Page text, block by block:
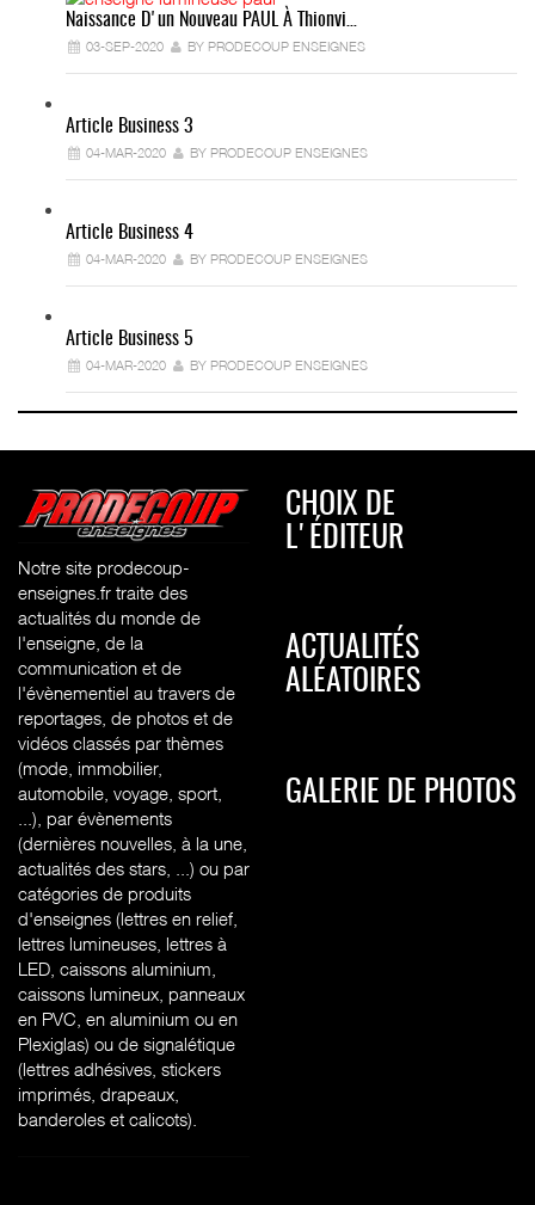
Naissance D'un Nouveau PAUL À Thionvi…
03-SEP-2020 BY PRODECOUP ENSEIGNES
Article Business 3
04-MAR-2020 BY PRODECOUP ENSEIGNES
Article Business 4
04-MAR-2020 BY PRODECOUP ENSEIGNES
Article Business 5
04-MAR-2020 BY PRODECOUP ENSEIGNES
Notre site prodecoup-
enseignes.fr traite des
actualités du monde de
l'enseigne, de la
communication et de
l'évènementiel au travers de
reportages, de photos et de
vidéos classés par thèmes
(mode, immobilier,
automobile, voyage, sport,
...), par évènements
(dernières nouvelles, à la une,
actualités des stars, ...) ou par
catégories de produits
d'enseignes (lettres en relief,
lettres lumineuses, lettres à
LED, caissons aluminium,
caissons lumineux, panneaux
en PVC, en aluminium ou en
Plexiglas) ou de signalétique
(lettres adhésives, stickers
imprimés, drapeaux,
banderoles et calicots).
CHOIX DE
L'ÉDITEUR
ACTUALITÉS
ALÉATOIRES
GALERIE DE PHOTOS